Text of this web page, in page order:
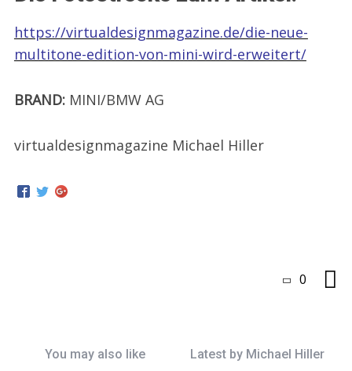
https://virtualdesignmagazine.de/die-neue-
multitone-edition-von-mini-wird-erweitert/
BRAND:MINI/BMW AG
virtualdesignmagazine Michael Hiller
0
You may also like Latest by Michael Hiller